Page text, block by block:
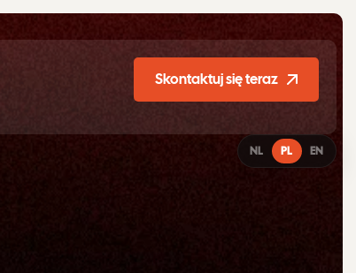
Skontaktuj się teraz
NL PL EN